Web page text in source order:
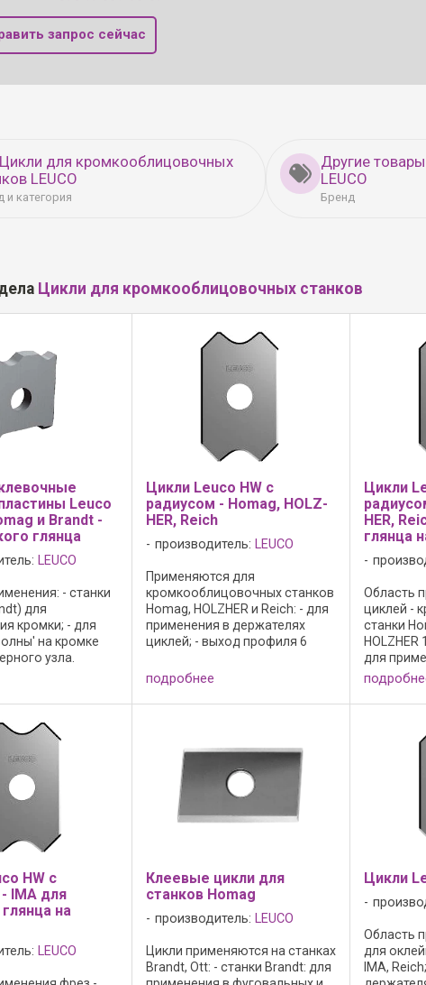
запрос сейчас
для кромкооблицовочных
LEUCO
и категория
Другие товары
LEUCO
Бренд
Цикли для кромкооблицовочных станков
Leuco
и Brandt -
глянца
LEUCO
- станки
для
кромки; - для
на кромке
узла.
всех кромочных
Исполнение: - 2
одном
ноже; - режущая
Цикли Leuco HW с
радиусом - Homag, HOLZ-
HER, Reich
производитель: LEUCO
Применяются для
кромкооблицовочных станков
Homag, HOLZHER и Reich: - для
применения в держателях
циклей; - выход профиля 6
HW; - HL Board 05 для
древесно-стружечных
материалов, пластика и
подробнее
Цикли
HER,
глянца
Область
циклей -
станки
для
циклей; -
фаской
HW с
IMA для
на
LEUCO
Клеевые цикли для
станков Homag
производитель: LEUCO
Цикли применяются на станках
Brandt, Ott: - станки Brandt: для
Цикли
Область
для
IMA,